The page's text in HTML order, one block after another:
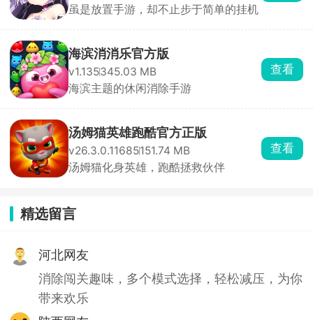
虽是放置手游，却不止步于简单的挂机
海滨消消乐官方版
v1.135345.03 MB
海滨主题的休闲消除手游
查看
汤姆猫英雄跑酷官方正版
v26.3.0.11685151.74 MB
汤姆猫化身英雄，跑酷拯救伙伴
查看
精选留言
河北网友
消除闯关趣味，多个模式选择，轻松减压，为你
带来欢乐